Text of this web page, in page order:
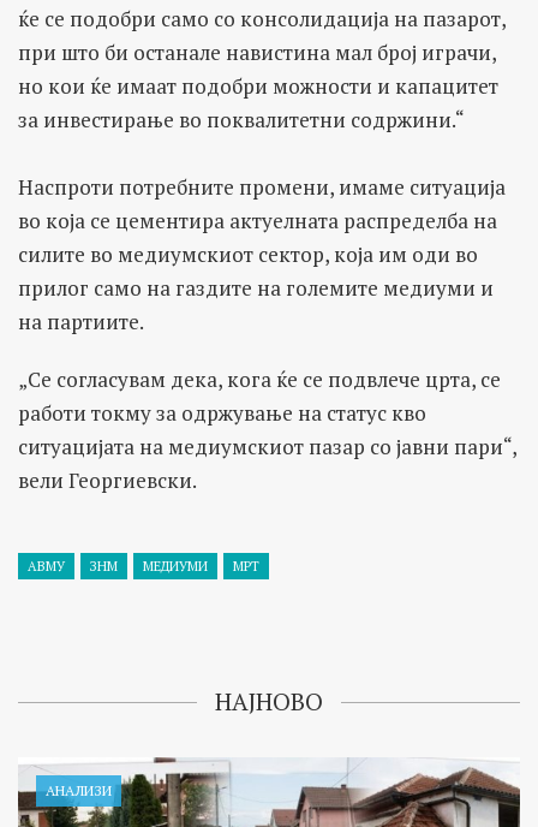
ќе се подобри само со консолидација на пазарот,
при што би останале навистина мал број играчи,
но кои ќе имаат подобри можности и капацитет
за инвестирање во поквалитетни содржини.“
Наспроти потребните промени, имаме ситуација
во која се цементира актуелната распределба на
силите во медиумскиот сектор, која им оди во
прилог само на газдите на големите медиуми и
на партиите.
„Се согласувам дека, кога ќе се подвлече црта, се
работи токму за одржување на статус кво
ситуацијата на медиумскиот пазар со јавни пари“,
вели Георгиевски.
АВМУ ЗНМ МЕДИУМИ МРТ
НАЈНОВО
АНАЛИЗИ